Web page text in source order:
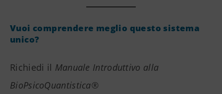
Vuoi comprendere meglio questo sistema
unico?
Richiedi il Manuale Introduttivo alla
BioPsicoQuantistica®